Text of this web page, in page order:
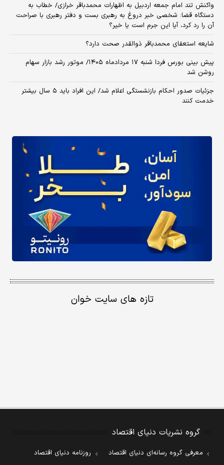
واکنش تند امام جمعه اردبیل به اظهارات محمدباقر خرازی/ خطاب به
دستگاه قضا: شخصی خبر دروغ به رهبری بست و دفتر رهبری با صراحت
آن را رد کرد، آیا این جرم است یا خیر؟
شایعه استعفای محمدباقر ذوالقدر صحت دارد؟
پیش بینی بورس فردا شنبه ۱۷ مردادماه ۱۴۰۵/ موتور رشد بازار سهام
روشن شد
جزئیات صدور احکام بازنشستگی اعلام شد/ این افراد باید ۵ سال بیشتر
خدمت کنند
تازه های سایت خوان
گروه نشریات دنیای اقتصاد
معرفی گروه رسانه‌ای دنیای اقتصاد
روزنامه دنیای اقتصاد